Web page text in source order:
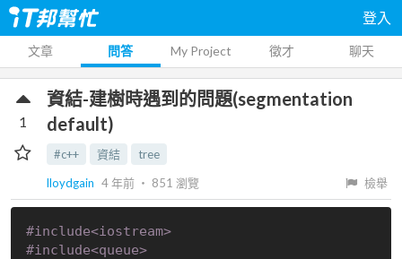
登入
文章 問答 My Project 徵才 聊天
資結-建樹時遇到的問題(segmentation
default)
#c++ 資結
tree
lloydgain 4 年前 ‧ 851 瀏覽 檢舉
1
#include<iostream>
#include<queue>